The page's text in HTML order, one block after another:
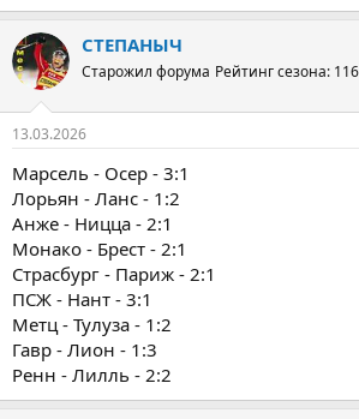
СТЕПАНЫЧ
Старожил форума Рейтинг сезона: 116
13.03.2026
Марсель - Осер - 3:1
Лорьян - Ланс - 1:2
Анже - Ницца - 2:1
Монако - Брест - 2:1
Страсбург - Париж - 2:1
ПСЖ - Нант - 3:1
Метц - Тулуза - 1:2
Гавр - Лион - 1:3
Ренн - Лилль - 2:2